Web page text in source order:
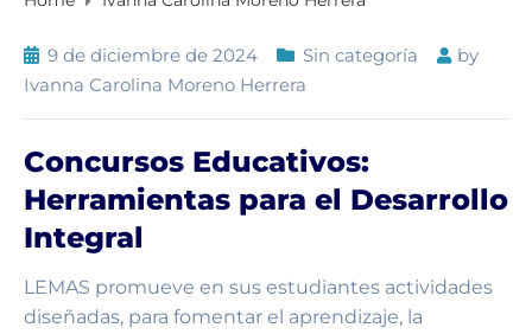
9 de diciembre de 2024 Sin categoría
by
Ivanna Carolina Moreno Herrera
Concursos Educativos:
Herramientas para el Desarrollo
Integral
LEMAS promueve en sus estudiantes actividades
diseñadas, para fomentar el aprendizaje, la